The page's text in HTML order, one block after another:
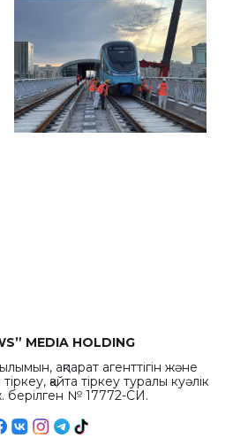
MEDIA HOLDING
ақпарат агенттігін және
қайта тіркеу туралы куәлік
берілген № 17772-СИ.